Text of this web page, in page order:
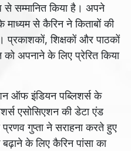
से सम्मानित किया है। अपने
से कैरिन ने किताबों की
प्रकाशकों, शिक्षकों और पाठकों
को अपनाने के लिए प्रेरित किया
ऑफ इंडियन पब्लिशर्स के
एसोसिएशन की डेटा एंड
गुप्ता ने सराहना करते हुए
के लिए कैरिन पांसा का